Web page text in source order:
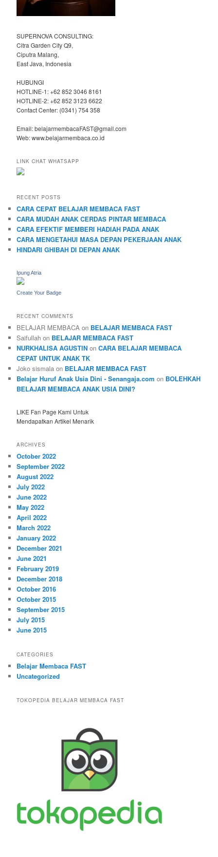
SUPERNOVA CONSULTING:
Citra Garden City Q9,
Ciputra Malang,
East Java, Indonesia
HUBUNGI
HOTLINE-1: +62 852 3046 8161
HOTLINE-2: +62 852 3123 6622
Contact Center: (0341) 754 358
Email: belajarmembacaFAST@gmail.com
Web: www.belajarmembaca.co.id
LINK CHAT WHATSAPP
RECENT POSTS
CARA CEPAT BELAJAR MEMBACA FAST
CARA MUDAH ANAK CERDAS PINTAR MEMBACA
CARA EFEKTIF MEMBERI HADIAH PADA ANAK
CARA MENGETAHUI MASA DEPAN PEKERJAAN ANAK
HINDARI GHIBAH DI DEPAN ANAK
Ipung Atria
Create Your Badge
RECENT COMMENTS
BELAJAR MEMBACA on BELAJAR MEMBACA FAST
Saifullah on BELAJAR MEMBACA FAST
NURKHALISA AGUSTIN onCARA BELAJAR MEMBACA
CEPAT UNTUK ANAK TK
Joko sismala on BELAJAR MEMBACA FAST
Belajar Huruf Anak Usia Dini - Senangaja.com on BOLEHKAH
BELAJAR MEMBACA ANAK USIA DINI?
LIKE Fan Page Kami Untuk
Mendapatkan Artikel Menarik
ARCHIVES
October 2022
September 2022
August 2022
July 2022
June 2022
May 2022
April 2022
March 2022
January 2022
December 2021
June 2021
February 2019
December 2018
October 2016
October 2015
September 2015
July 2015
June 2015
CATEGORIES
Belajar Membaca FAST
Uncategorized
TOKOPEDIA BELAJAR MEMBACA FAST